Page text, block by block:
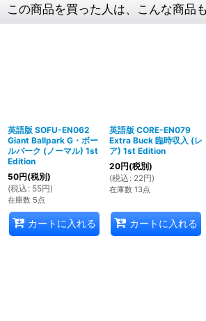
この商品を買った人は、こんな商品
英語版 SOFU-EN062
Giant Ballpark G・ボー
ルパーク (ノーマル) 1st
Edition
50円(税別)
(税込 : 55円)
在庫数 5点
カートに入れる
英語版 CORE-EN079
Extra Buck 臨時収入 (レ
ア) 1st Edition
20円(税別)
(税込 : 22円)
在庫数 13点
カートに入れる